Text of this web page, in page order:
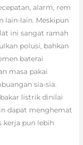
alarm, rem
lain-lain. Meskipun
ini sangat ramah
polusi, bahkan
baterai
masa pakai
sia-sia.
listrik dinilai
dapat menghemat
kerja pun lebih